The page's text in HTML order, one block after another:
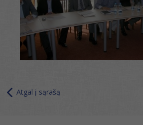
Atgal į sąrašą